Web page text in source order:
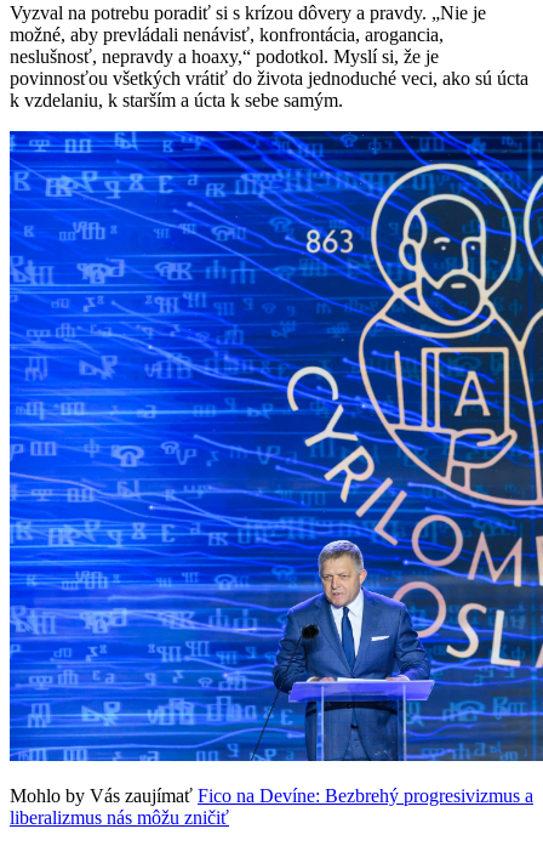
Vyzval na potrebu poradiť si s krízou dôvery a pravdy. „Nie je
možné, aby prevládali nenávisť, konfrontácia, arogancia,
neslušnosť, nepravdy a hoaxy,“ podotkol. Myslí si, že je
povinnosťou všetkých vrátiť do života jednoduché veci, ako sú úcta
k vzdelaniu, k starším a úcta k sebe samým.
Mohlo by Vás zaujímať Fico na Devíne: Bezbrehý progresivizmus a
liberalizmus nás môžu zničiť